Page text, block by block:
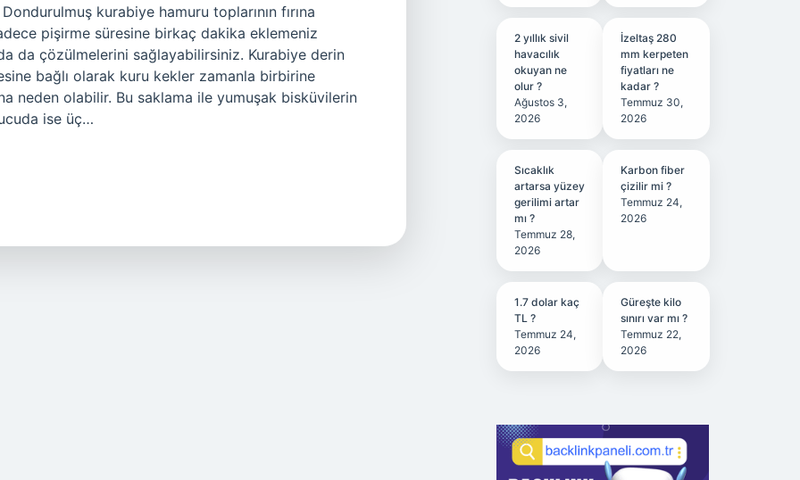
kurabiye hamuru toplarının fırına
pişirme süresine birkaç dakika eklemeniz
da çözülmelerini sağlayabilirsiniz. Kurabiye derin
bağlı olarak kuru kekler zamanla birbirine
neden olabilir. Bu saklama ile yumuşak bisküvilerin
ise üç…
2 yıllık sivil
havacılık
okuyan ne
olur ?
Ağustos 3,
2026
İzeltaş 280
mm kerpeten
fiyatları ne
kadar ?
Temmuz 30,
2026
Sıcaklık
artarsa yüzey
gerilimi artar
mı ?
Temmuz 28,
2026
Karbon fiber
çizilir mi ?
Temmuz 24,
2026
1.7 dolar kaç
TL ?
Temmuz 24,
2026
Güreşte kilo
sınırı var mı ?
Temmuz 22,
2026